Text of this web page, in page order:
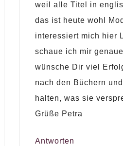
weil alle Titel in
das ist heute wohl
interessiert mich hier
schaue ich mir
wünsche Dir viel
nach den Büchern
halten, was sie
Grüße Petra
Antworten